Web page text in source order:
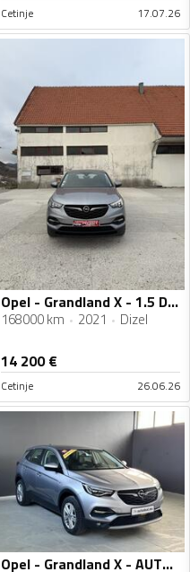
Cetinje 17.07.26
Opel - Grandland X - 1.5 D.AUTOMATIK
168000 km 2021 Dizel
14 200€
Cetinje 26.06.26
Opel - Grandland X - AUTOMATIC